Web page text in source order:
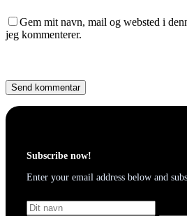
Gem mit navn, mail og websted i
jeg kommenterer.
Send kommentar
Subscribe now!
Enter your email address below and